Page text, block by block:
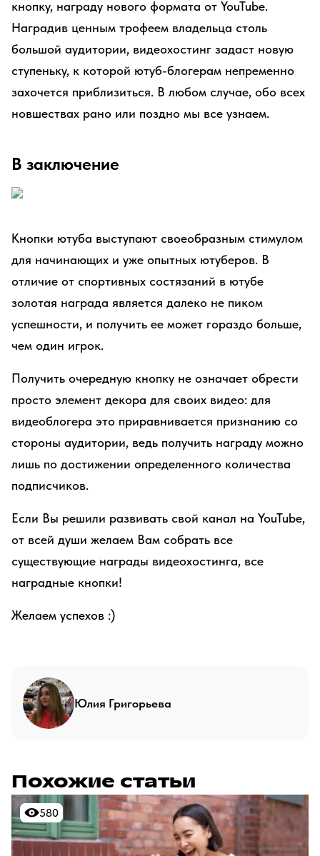
кнопку, награду нового формата от YouTube.
Наградив ценным трофеем владельца столь
большой аудитории, видеохостинг задаст новую
ступеньку, к которой ютуб-блогерам непременно
захочется приблизиться. В любом случае, обо всех
новшествах рано или поздно мы все узнаем.
В заключение
Кнопки ютуба выступают своеобразным стимулом
для начинающих и уже опытных ютуберов. В
отличие от спортивных состязаний в ютубе
золотая награда является далеко не пиком
успешности, и получить ее может гораздо больше,
чем один игрок.
Получить очередную кнопку не означает обрести
просто элемент декора для своих видео: для
видеоблогера это приравнивается признанию со
стороны аудитории, ведь получить награду можно
лишь по достижении определенного количества
подписчиков.
Если Вы решили развивать свой канал на YouTube,
от всей души желаем Вам собрать все
существующие награды видеохостинга, все
наградные кнопки!
Желаем успехов :)
Юлия Григорьева
Похожие статьи
580
580